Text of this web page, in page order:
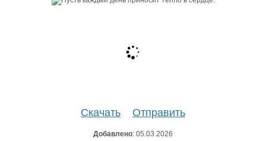
Скачать Отправить
Добавлено: 05.03.2026